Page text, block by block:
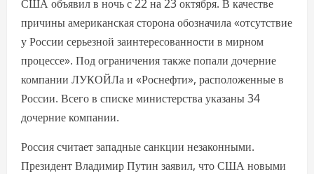
США объявил в ночь с 22 на 23 октября. В качестве
причины американская сторона обозначила «отсутствие
у России серьезной заинтересованности в мирном
процессе». Под ограничения также попали дочерние
компании ЛУКОЙЛа и «Роснефти», расположенные в
России. Всего в списке министерства указаны 34
дочерние компании.
Россия считает западные санкции незаконными.
Президент Владимир Путин заявил, что США новыми